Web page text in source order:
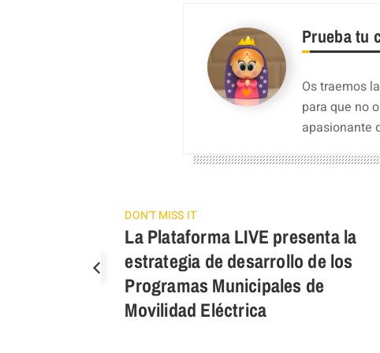
Prueba tu
Os traemos
para que no
apasionante
DON'T MISS IT
La Plataforma LIVE presenta la
estrategia de desarrollo de los
Programas Municipales de
Movilidad Eléctrica